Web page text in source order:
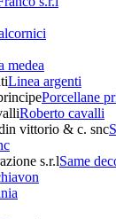
medea
Linea argenti
Porcellane
Roberto cavalli
Same